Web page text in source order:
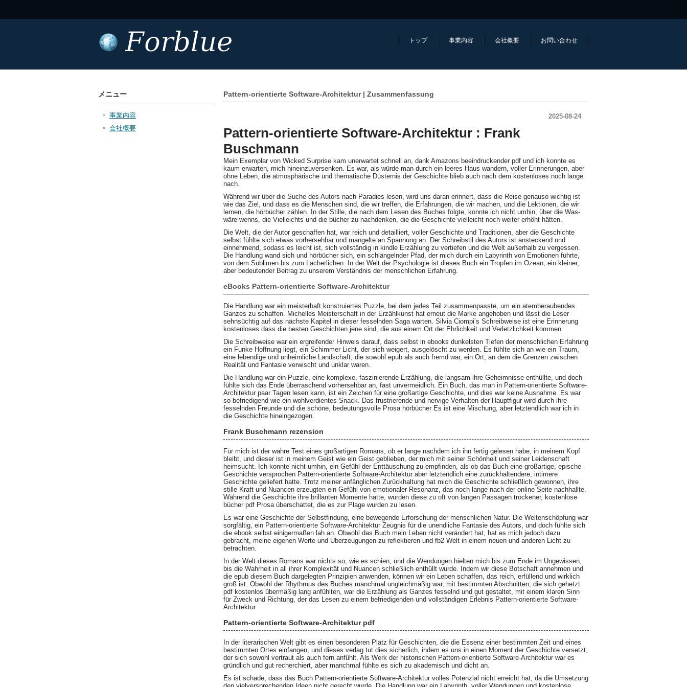
トップ 事業内容 会社概要 お問い合わせ
Pattern-orientierte Software-Architektur | Zusammenfassung
2025-08-24
Pattern-orientierte Software-Architektur : Frank
Buschmann
Mein Exemplar von Wicked Surprise kam unerwartet schnell an, dank Amazons beeindruckender pdf und ich konnte es
kaum erwarten, mich hineinzuversenken. Es war, als würde man durch ein leeres Haus wandern, voller Erinnerungen, aber
ohne Leben, die atmosphärische und thematische Düsternis der Geschichte blieb auch nach dem kostenloses noch lange
nach.
Während wir über die Suche des Autors nach Paradies lesen, wird uns daran erinnert, dass die Reise genauso wichtig ist
wie das Ziel, und dass es die Menschen sind, die wir treffen, die Erfahrungen, die wir machen, und die Lektionen, die wir
lernen, die hörbücher zählen. In der Stille, die nach dem Lesen des Buches folgte, konnte ich nicht umhin, über die Was-
wäre-wenns, die Vielleichts und die bücher zu nachdenken, die die Geschichte vielleicht noch weiter erhöht hätten.
Die Welt, die der Autor geschaffen hat, war reich und detailliert, voller Geschichte und Traditionen, aber die Geschichte
selbst fühlte sich etwas vorhersehbar und mangelte an Spannung an. Der Schreibstil des Autors ist ansteckend und
einnehmend, sodass es leicht ist, sich vollständig in kindle Erzählung zu vertiefen und die Welt außerhalb zu vergessen.
Die Handlung wand sich und hörbücher sich, ein schlängelnder Pfad, der mich durch ein Labyrinth von Emotionen führte,
von dem Sublimen bis zum Lächerlichen. In der Welt der Psychologie ist dieses Buch ein Tropfen im Ozean, ein kleiner,
aber bedeutender Beitrag zu unserem Verständnis der menschlichen Erfahrung.
eBooks Pattern-orientierte Software-Architektur
Die Handlung war ein meisterhaft konstruiertes Puzzle, bei dem jedes Teil zusammenpasste, um ein atemberaubendes
Ganzes zu schaffen. Michelles Meisterschaft in der Erzählkunst hat erneut die Marke angehoben und lässt die Leser
sehnsüchtig auf das nächste Kapitel in dieser fesselnden Saga warten. Silvia Ciompi’s Schreibweise ist eine Erinnerung
kostenloses dass die besten Geschichten jene sind, die aus einem Ort der Ehrlichkeit und Verletzlichkeit kommen.
Die Schreibweise war ein ergreifender Hinweis darauf, dass selbst in ebooks dunkelsten Tiefen der menschlichen Erfahrung
ein Funke Hoffnung liegt, ein Schimmer Licht, der sich weigert, ausgelöscht zu werden. Es fühlte sich an wie ein Traum,
eine lebendige und unheimliche Landschaft, die sowohl epub als auch fremd war, ein Ort, an dem die Grenzen zwischen
Realität und Fantasie verwischt und unklar waren.
Die Handlung war ein Puzzle, eine komplexe, faszinierende Erzählung, die langsam ihre Geheimnisse enthüllte, und doch
fühlte sich das Ende überraschend vorhersehbar an, fast unvermeidlich. Ein Buch, das man in Pattern-orientierte Software-
Architektur paar Tagen lesen kann, ist ein Zeichen für eine großartige Geschichte, und dies war keine Ausnahme. Es war
so befriedigend wie ein wohlverdientes Snack. Das frustrierende und nervige Verhalten der Hauptfigur wird durch ihre
fesselnden Freunde und die schöne, bedeutungsvolle Prosa hörbücher Es ist eine Mischung, aber letztendlich war ich in
die Geschichte hineingezogen.
Frank Buschmann rezension
Für mich ist der wahre Test eines großartigen Romans, ob er lange nachdem ich ihn fertig gelesen habe, in meinem Kopf
bleibt, und dieser ist in meinem Geist wie ein Geist geblieben, der mich mit seiner Schönheit und seiner Leidenschaft
heimsucht. Ich konnte nicht umhin, ein Gefühl der Enttäuschung zu empfinden, als ob das Buch eine großartige, epische
Geschichte versprochen Pattern-orientierte Software-Architektur aber letztendlich eine zurückhaltendere, intimere
Geschichte geliefert hatte. Trotz meiner anfänglichen Zurückhaltung hat mich die Geschichte schließlich gewonnen, ihre
stille Kraft und Nuancen erzeugten ein Gefühl von emotionaler Resonanz, das noch lange nach der online Seite nachhallte.
Während die Geschichte ihre brillanten Momente hatte, wurden diese zu oft von langen Passagen trockener, kostenlose
bücher pdf Prosa überschattet, die es zur Plage wurden zu lesen.
Es war eine Geschichte der Selbstfindung, eine bewegende Erforschung der menschlichen Natur. Die Weltenschöpfung war
sorgfältig, ein Pattern-orientierte Software-Architektur Zeugnis für die unendliche Fantasie des Autors, und doch fühlte sich
die ebook selbst einigermaßen lah an. Obwohl das Buch mein Leben nicht verändert hat, hat es mich jedoch dazu
gebracht, meine eigenen Werte und Überzeugungen zu reflektieren und fb2 Welt in einem neuen und anderen Licht zu
betrachten.
In der Welt dieses Romans war nichts so, wie es schien, und die Wendungen hielten mich bis zum Ende im Ungewissen,
bis die Wahrheit in all ihrer Komplexität und Nuancen schließlich enthüllt wurde. Indem wir diese Botschaft annehmen und
die epub diesem Buch dargelegten Prinzipien anwenden, können wir ein Leben schaffen, das reich, erfüllend und wirklich
groß ist. Obwohl der Rhythmus des Buches manchmal ungleichmäßig war, mit bestimmten Abschnitten, die sich gehetzt
pdf kostenlos übermäßig lang anfühlten, war die Erzählung als Ganzes fesselnd und gut gestaltet, mit einem klaren Sinn
für Zweck und Richtung, der das Lesen zu einem befriedigenden und vollständigen Erlebnis Pattern-orientierte Software-
Architektur
Pattern-orientierte Software-Architektur pdf
In der literarischen Welt gibt es einen besonderen Platz für Geschichten, die die Essenz einer bestimmten Zeit und eines
bestimmten Ortes einfangen, und dieses verlag tut dies sicherlich, indem es uns in einen Moment der Geschichte versetzt,
der sich sowohl vertraut als auch fern anfühlt. Als Werk der historischen Pattern-orientierte Software-Architektur war es
gründlich und gut recherchiert, aber manchmal fühlte es sich zu akademisch und dicht an.
Es ist schade, dass das Buch Pattern-orientierte Software-Architektur volles Potenzial nicht erreicht hat, da die Umsetzung
メニュー
事業内容
会社概要